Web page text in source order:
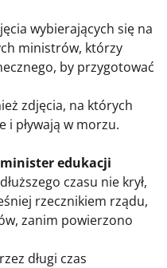
wybierających się na
ministrów, którzy
by przygotować
zdjęcia, na których
i pływają w morzu.
edukacji
czasu nie krył,
rzecznikiem rządu,
zanim powierzono
długi czas